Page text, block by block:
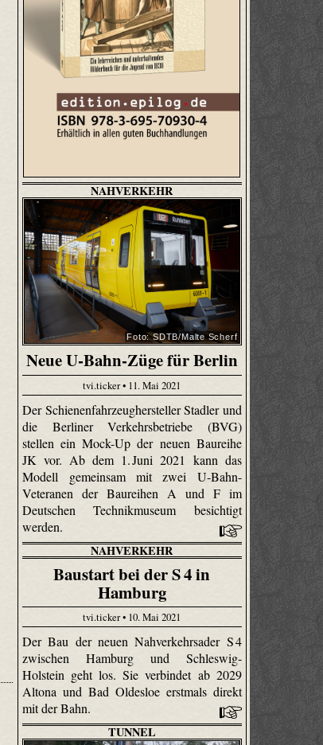
NAHVERKEHR
Foto: SDTB/Malte Scherf
Neue U-Bahn-Züge für Berlin
tvi.ticker • 11. Mai 2021
Der Schienenfahrzeughersteller Stadler und
die Berliner Verkehrsbetriebe (BVG)
stellen ein Mock-Up der neuen Baureihe
JK vor. Ab dem 1. Juni 2021 kann das
Modell gemeinsam mit zwei U-Bahn-
Veteranen der Baureihen A und F im
Deutschen Technikmuseum besichtigt
werden.
NAHVERKEHR
Baustart bei der S 4 in
Hamburg
tvi.ticker • 10. Mai 2021
Der Bau der neuen Nahverkehrsader S 4
zwischen Hamburg und Schleswig-
Holstein geht los. Sie verbindet ab 2029
Altona und Bad Oldesloe erstmals direkt
mit der Bahn.
TUNNEL